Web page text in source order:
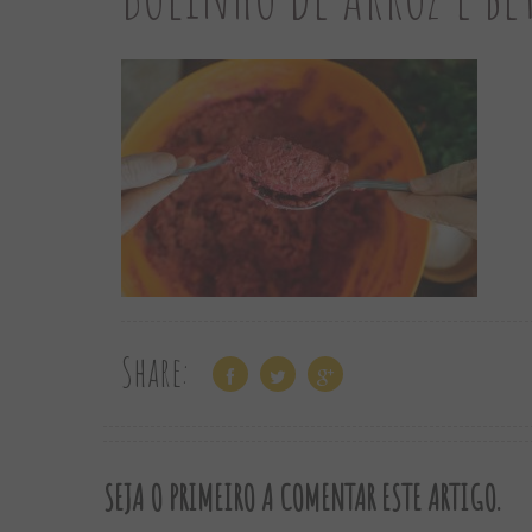
Share:
SEJA O PRIMEIRO A COMENTAR ESTE ARTIGO.